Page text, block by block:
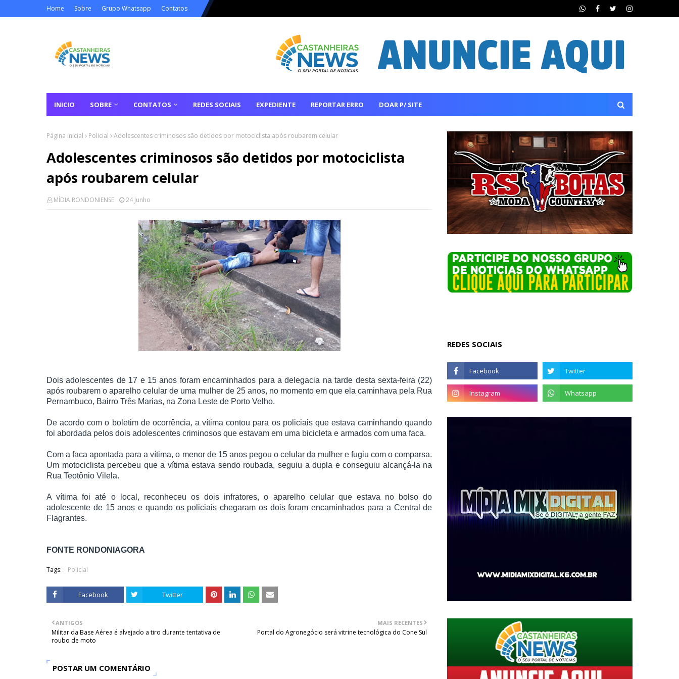
Home Sobre Grupo Whatsapp Contatos
INICIO SOBRE CONTATOS REDES SOCIAIS EXPEDIENTE REPORTAR ERRO DOAR P/ SITE
Página inicial Policial Adolescentes criminosos são detidos por motociclista após roubarem celular
Adolescentes criminosos são detidos por motociclista
após roubarem celular
MÍDIA RONDONIENSE 24 Junho
Dois adolescentes de 17 e 15 anos foram encaminhados para a delegacia na tarde desta sexta-feira (22)
após roubarem o aparelho celular de uma mulher de 25 anos, no momento em que ela caminhava pela Rua
Pernambuco, Bairro Três Marias, na Zona Leste de Porto Velho.
De acordo com o boletim de ocorrência, a vítima contou para os policiais que estava caminhando quando
foi abordada pelos dois adolescentes criminosos que estavam em uma bicicleta e armados com uma faca.
Com a faca apontada para a vítima, o menor de 15 anos pegou o celular da mulher e fugiu com o comparsa.
Um motociclista percebeu que a vítima estava sendo roubada, seguiu a dupla e conseguiu alcançá-la na
Rua Teotônio Vilela.
A vítima foi até o local, reconheceu os dois infratores, o aparelho celular que estava no bolso do
adolescente de 15 anos e quando os policiais chegaram os dois foram encaminhados para a Central de
Flagrantes.
FONTE RONDONIAGORA
Tags: Policial
Facebook Twitter
MAIS RECENTES
Portal do Agronegócio será vitrine tecnológica do Cone Sul
ANTIGOS
Militar da Base Aérea é alvejado a tiro durante tentativa de
roubo de moto
POSTAR UM COMENTÁRIO
REDES SOCIAIS